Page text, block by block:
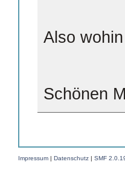
Also
Schönen
Impressum | Datenschutz | SMF